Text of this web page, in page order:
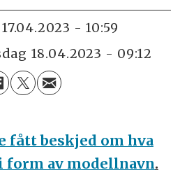
17.04.2023 - 10:59
18.04.2023 - 09:12
fått beskjed om hva
form av modellnavn.